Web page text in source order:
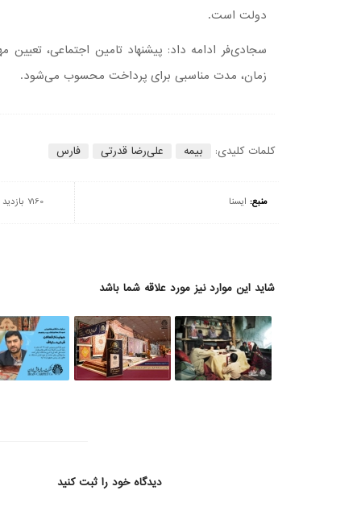
دولت است.
سجادی‌فر ادامه داد: پیشنهاد تامین اجتماعی،
زمان، مدت مناسبی برای پرداخت محسوب می‌شود.
کلمات کلیدی: بیمه علی‌رضا قدرتی فارس
منبع: ایسنا 7160 بازدید
شاید این موارد نیز مورد علاقه شما باشد
دیدگاه خود را ثبت کنید